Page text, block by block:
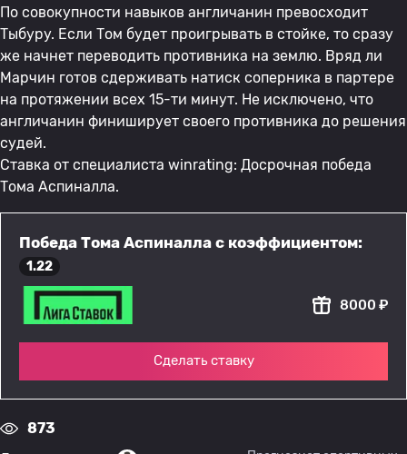
По совокупности навыков англичанин превосходит
Тыбуру. Если Том будет проигрывать в стойке, то сразу
же начнет переводить противника на землю. Вряд ли
Марчин готов сдерживать натиск соперника в партере
на протяжении всех 15-ти минут. Не исключено, что
англичанин финиширует своего противника до решения
судей.
Ставка от специалиста winrating: Досрочная победа
Тома Аспиналла.
Победа Тома Аспиналла с коэффициентом:
1.22
8000 ₽
Сделать ставку
873